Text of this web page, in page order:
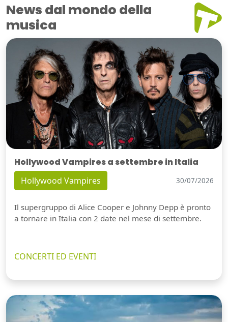
News dal mondo della
musica
Hollywood Vampires a settembre in Italia
Hollywood Vampires 30/07/2026
Il supergruppo di Alice Cooper e Johnny Depp è pronto
a tornare in Italia con 2 date nel mese di settembre.
CONCERTI ED EVENTI